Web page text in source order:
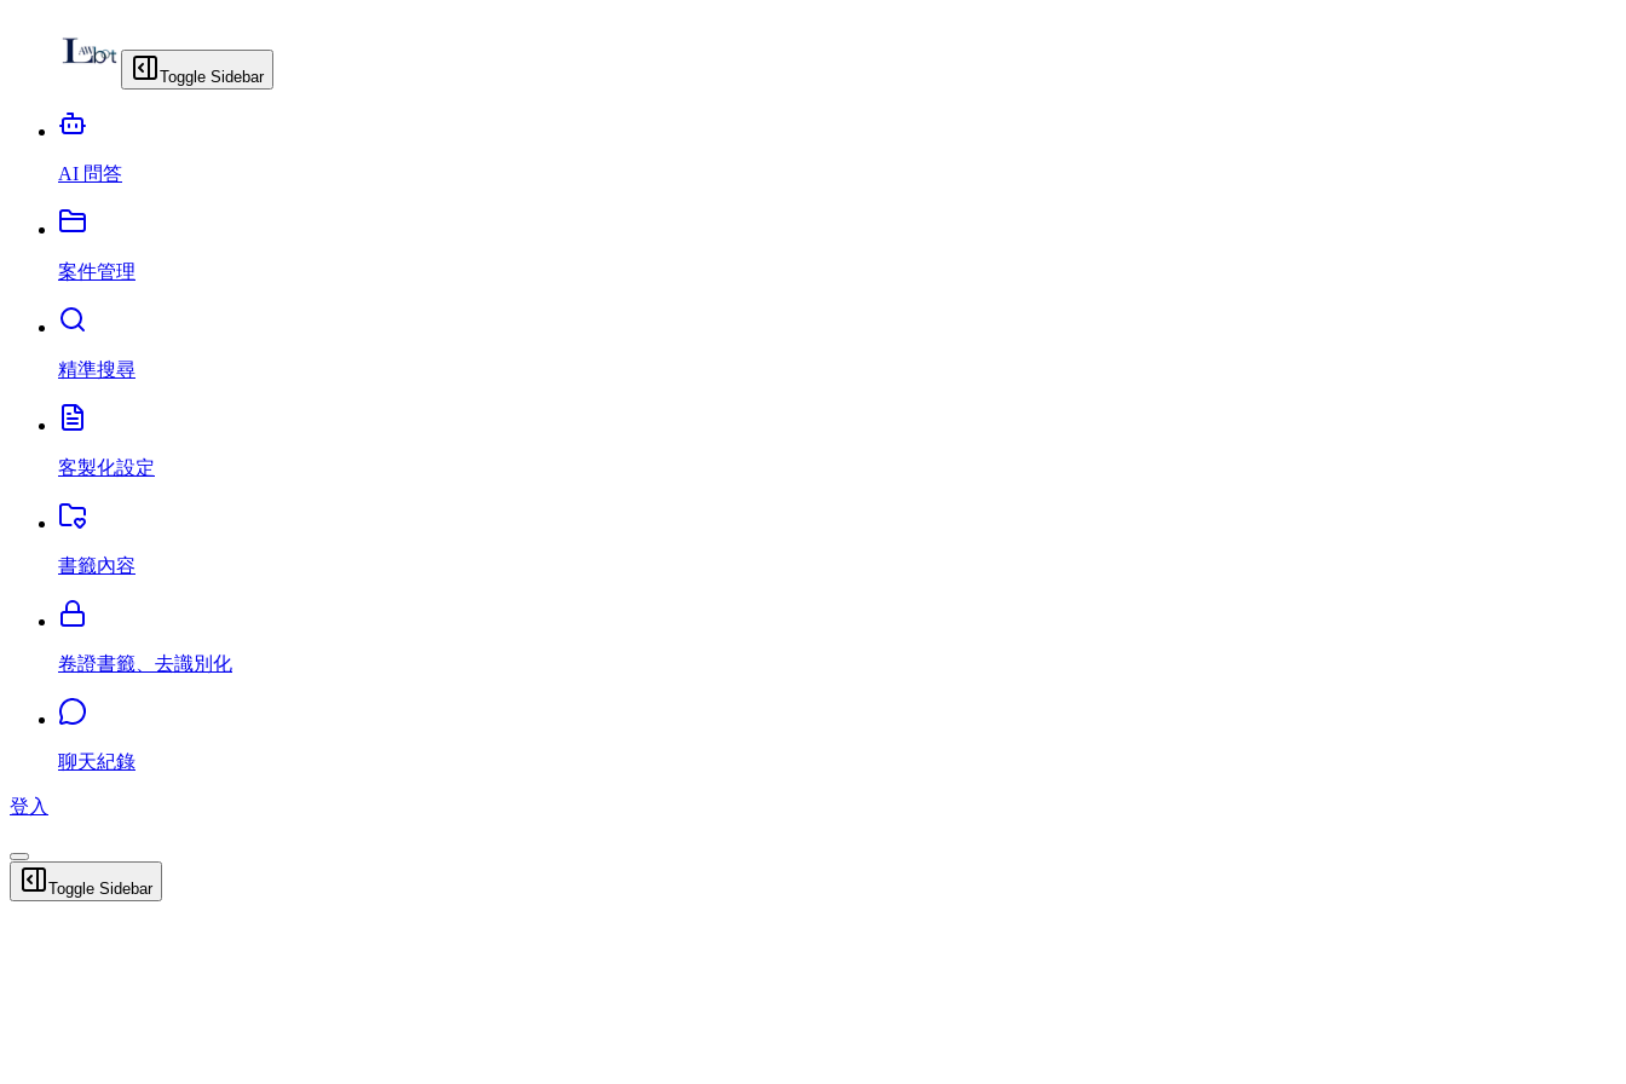
Toggle Sidebar
AI 問答
案件管理
精準搜尋
客製化設定
書籤內容
卷證書籤、去識別化
聊天紀錄
登入
Toggle Sidebar